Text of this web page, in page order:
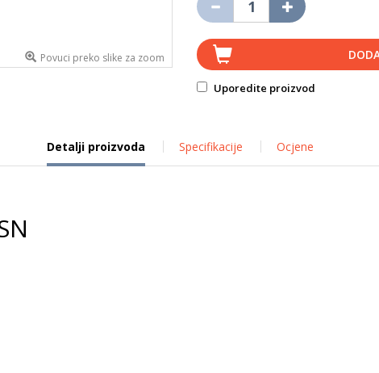
Povuci preko slike za zoom
Uporedite proizvod
Detalji proizvoda Specifikacije Ocjene